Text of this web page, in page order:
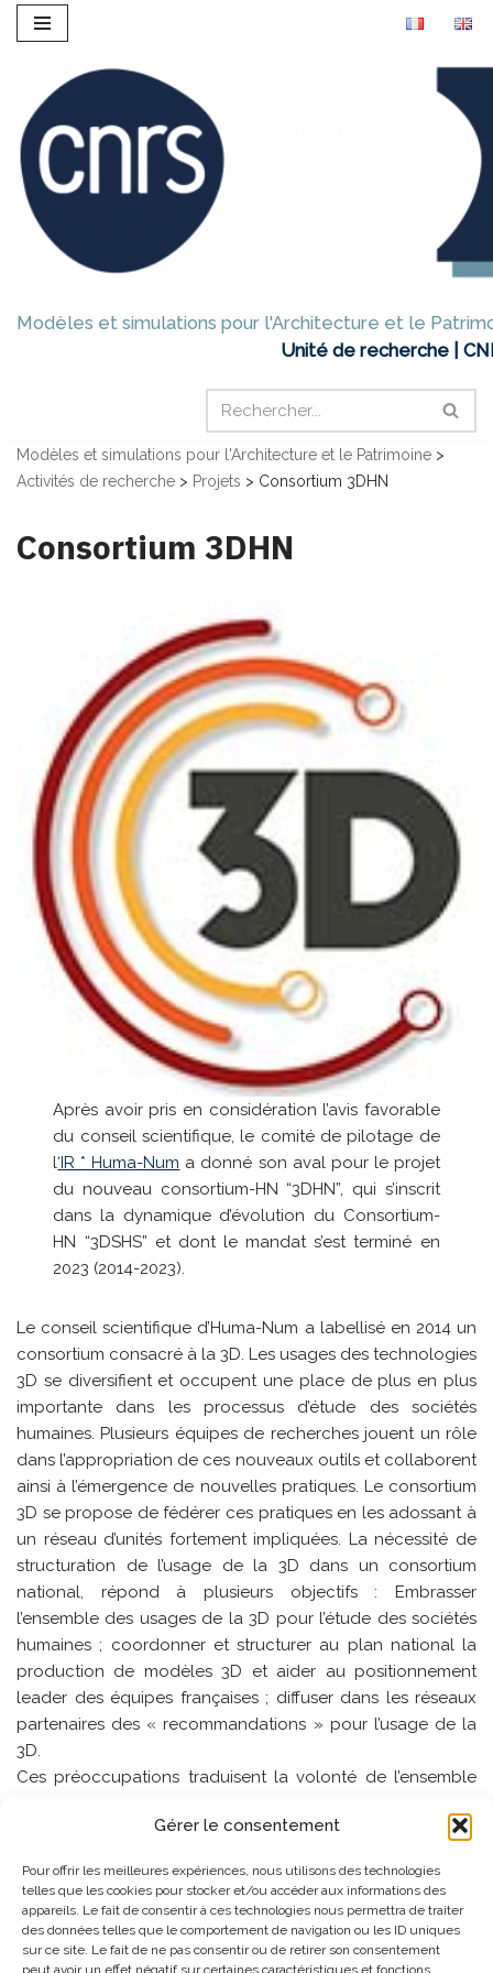
Gérer le consentement
Pour offrir les meilleures expériences, nous utilisons des technologies
telles que les cookies pour stocker et/ou accéder aux informations des
appareils. Le fait de consentir à ces technologies nous permettra de traiter
des données telles que le comportement de navigation ou les ID uniques
sur ce site. Le fait de ne pas consentir ou de retirer son consentement
peut avoir un effet négatif sur certaines caractéristiques et fonctions.
contenu
Modèles et simulations pour l'Architecture et le
Unité de recherche |
Modèles et simulations pour l'Architecture et le Patrimoine >
Activités de recherche > Projets > Consortium 3DHN
Consortium 3DHN
Après avoir pris en considération l’avis favorable
du conseil scientifique, le comité de pilotage de
l‘IR * Huma-Num a donné son aval pour le projet
du nouveau consortium-HN “3DHN”, qui s’inscrit
dans la dynamique d’évolution du Consortium-
HN “3DSHS” et dont le mandat s’est terminé en
2023 (2014-2023).
Le conseil scientifique d’Huma-Num a labellisé en 2014 un
consortium consacré à la 3D. Les usages des technologies
3D se diversifient et occupent une place de plus en plus
importante dans les processus d’étude des sociétés
humaines. Plusieurs équipes de recherches jouent un rôle
dans l’appropriation de ces nouveaux outils et collaborent
ainsi à l’émergence de nouvelles pratiques. Le consortium
3D se propose de fédérer ces pratiques en les adossant à
un réseau d’unités fortement impliquées. La nécessité de
structuration de l’usage de la 3D dans un consortium
national, répond à plusieurs objectifs : Embrasser
l’ensemble des usages de la 3D pour l’étude des sociétés
humaines ; coordonner et structurer au plan national la
production de modèles 3D et aider au positionnement
leader des équipes françaises ; diffuser dans les réseaux
partenaires des « recommandations » pour l’usage de la
3D.
Ces préoccupations traduisent la volonté de l’ensemble
coordonner et/ou de mutualiser leurs efforts afin
d’objectifs de recherche, tant au niveau régional, national
qu’international.
Site web:https://shs3d.hypotheses.org/